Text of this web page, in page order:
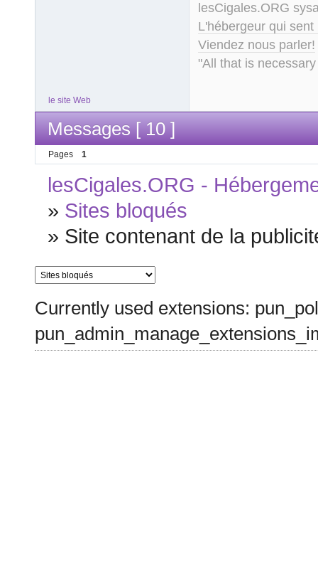
lesCigales.ORG
L'hébergeur qui
Viendez nous parler!
"All that is
le site Web
Messages [ 10 ]
Pages 1
lesCigales.ORG -
» Sites bloqués
» Site contenant de la
Currently used extensions: